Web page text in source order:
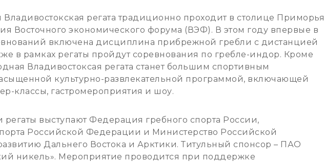
регата традиционно проходит в столице Приморья
Восточного экономического форума (ВЭФ). В этом году впервые в
включена дисциплина прибрежной гребли с дистанцией
в рамках регаты пройдут соревнования по гребле-индор. Кроме
Владивостоксая регата станет большим спортивным
культурно-развлекательной программой, включающей
классы, гастромероприятия и шоу.
регаты выступают Федерация гребного спорта России,
Российской Федерации и Министерство Российской
Дальнего Востока и Арктики. Титульный спонсор – ПАО
никель». Мероприятие проводится при поддержке